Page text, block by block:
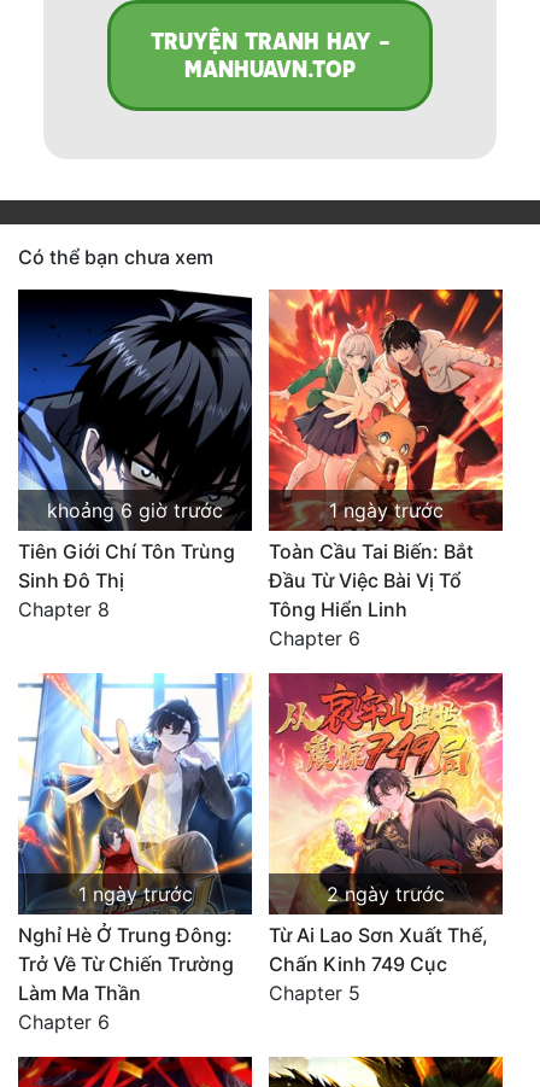
TRUYỆN TRANH HAY -
MANHUAVN.TOP
Có thể bạn chưa xem
khoảng 6 giờ trước
Tiên Giới Chí Tôn Trùng
Sinh Đô Thị
Chapter 8
1 ngày trước
Toàn Cầu Tai Biến: Bắt
Đầu Từ Việc Bài Vị Tổ
Tông Hiển Linh
Chapter 6
1 ngày trước
Nghỉ Hè Ở Trung Đông:
Trở Về Từ Chiến Trường
Làm Ma Thần
Chapter 6
2 ngày trước
Từ Ai Lao Sơn Xuất Thế,
Chấn Kinh 749 Cục
Chapter 5